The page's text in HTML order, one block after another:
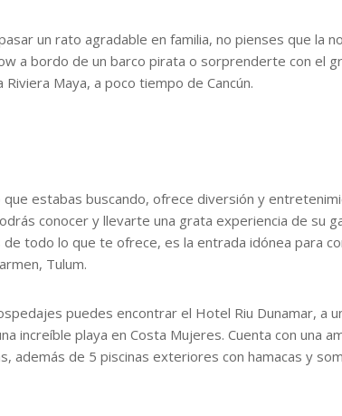
un rato agradable en familia, no pienses que la
a bordo de un barco pirata o sorprenderte con el
Riviera Maya, a poco tiempo de Cancún.
que estabas buscando, ofrece diversión y
conocer y llevarte una grata experiencia de su
de todo lo que te ofrece, es la entrada idónea para
Tulum.
puedes encontrar el Hotel Riu Dunamar, a
increíble playa en Costa Mujeres. Cuenta con una
además de 5 piscinas exteriores con hamacas y